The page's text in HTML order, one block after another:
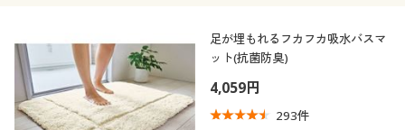
足が埋もれるフカフカ吸水バスマ
ット(抗菌防臭)
4,059円
293件